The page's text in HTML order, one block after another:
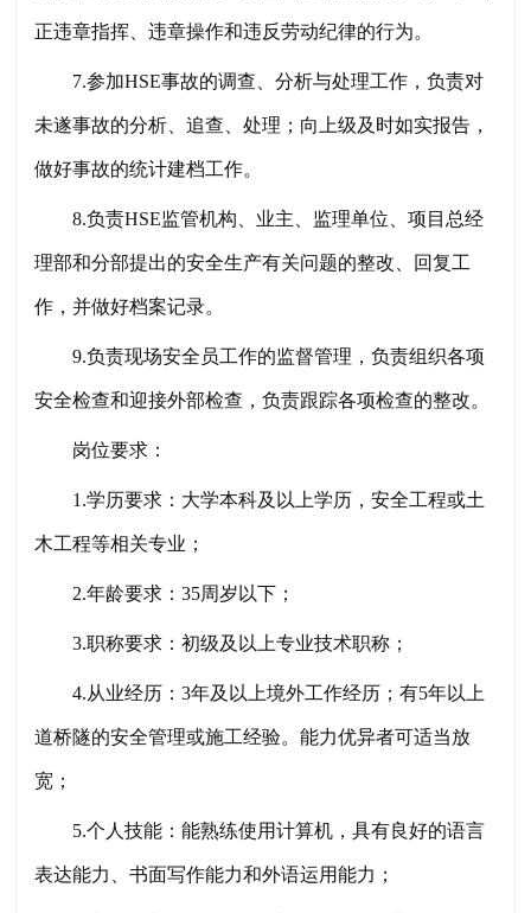
正违章指挥、违章操作和违反劳动纪律的行为。
7.参加HSE事故的调查、分析与处理工作，负责对
未遂事故的分析、追查、处理；向上级及时如实报告，
做好事故的统计建档工作。
8.负责HSE监管机构、业主、监理单位、项目总经
理部和分部提出的安全生产有关问题的整改、回复工
作，并做好档案记录。
9.负责现场安全员工作的监督管理，负责组织各项
安全检查和迎接外部检查，负责跟踪各项检查的整改。
岗位要求：
1.学历要求：大学本科及以上学历，安全工程或土
木工程等相关专业；
2.年龄要求：35周岁以下；
3.职称要求：初级及以上专业技术职称；
4.从业经历：3年及以上境外工作经历；有5年以上
道桥隧的安全管理或施工经验。能力优异者可适当放
宽；
5.个人技能：能熟练使用计算机，具有良好的语言
表达能力、书面写作能力和外语运用能力；